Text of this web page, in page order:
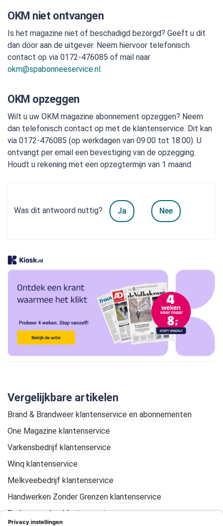
OKM niet ontvangen
Is het magazine niet of beschadigd bezorgd? Geeft u dit
dan door aan de uitgever. Neem hiervoor telefonisch
contact op via 0172-476085 of mail naar
okm@spabonneeservice.nl.
OKM opzeggen
Wilt u uw OKM magazine abonnement opzeggen? Neem
dan telefonisch contact op met de klantenservice. Dit kan
via 0172-476085 (op werkdagen van 09:00 tot 18:00). U
ontvangt per email een bevestiging van de opzegging.
Houdt u rekening met een opzegtermijn van 1 maand.
Was dit antwoord nuttig? Ja Nee
Vergelijkbare artikelen
Brand & Brandweer klantenservice en abonnementen
One Magazine klantenservice
Varkensbedrijf klantenservice
Winq klantenservice
Melkveebedrijf klantenservice
Handwerken Zonder Grenzen klantenservice
De Loonwerker klantenservice